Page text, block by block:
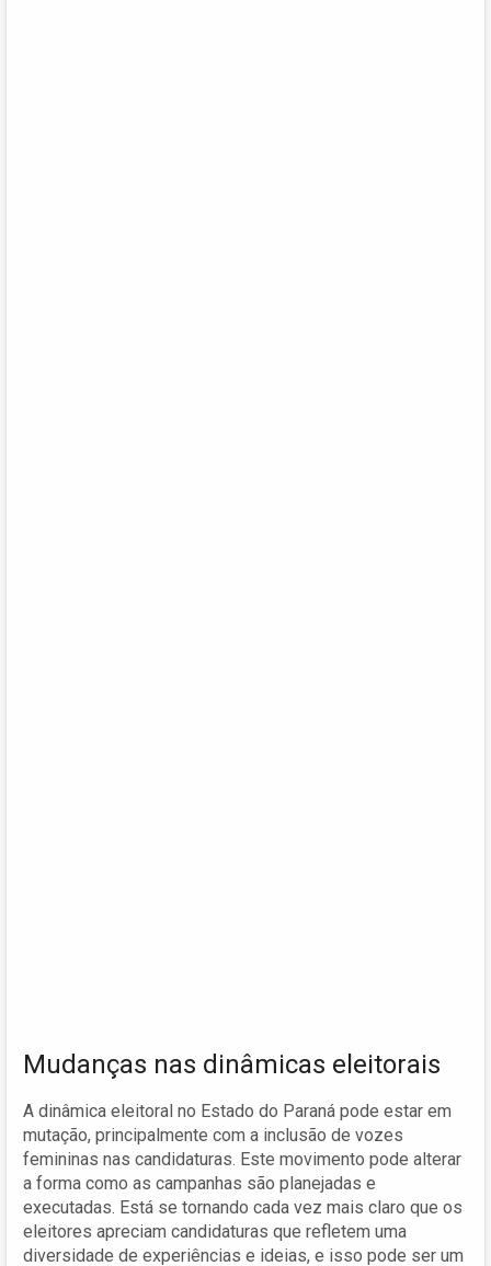
Mudanças nas dinâmicas eleitorais
A dinâmica eleitoral no Estado do Paraná pode estar em
mutação, principalmente com a inclusão de vozes
femininas nas candidaturas. Este movimento pode alterar
a forma como as campanhas são planejadas e
executadas. Está se tornando cada vez mais claro que os
eleitores apreciam candidaturas que refletem uma
diversidade de experiências e ideias, e isso pode ser um